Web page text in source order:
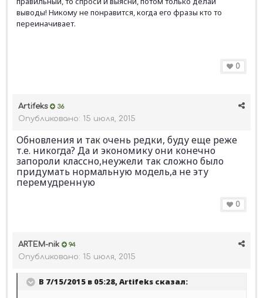
выводы! Никому не понравится, когда его фразы кто то
переиначивает.
0
Artifeks 36
Опубликовано: 15 июля, 2015
Обновления и так очень редки, буду еще реже
т.е. никогда? Да и экономику они конечно
запороли классно,неужели так сложно было
придумать нормальную модель,а не эту
перемудренную
0
ARTEM-nik 94
Опубликовано: 15 июля, 2015
В 7/15/2015 в 05:28, Artifeks сказал: